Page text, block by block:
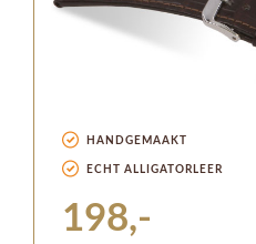
HANDGEMAAKT
ECHT ALLIGATORLEER
198,-